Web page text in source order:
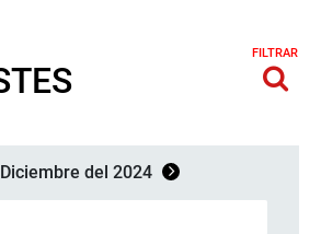
FILTRAR
Diciembre del 2024